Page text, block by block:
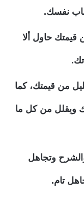
نفسك.
حاول ألا
من قيمتك، كما
ويقلل من كل ما
وتجاهل
تام.